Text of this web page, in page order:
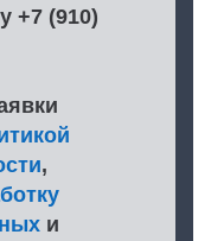
+7 (910)
,
и